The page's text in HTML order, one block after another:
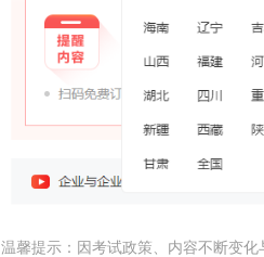
温馨提示：因考试政策、内容不断变